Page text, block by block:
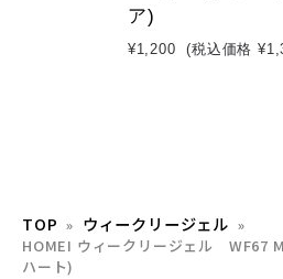
ア)
¥1,200 (税込価格
TOP ウィークリージェル
HOMEI ウィークリージェル WF67
ハート)